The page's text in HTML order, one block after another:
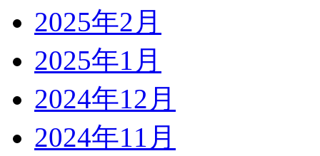
2025年2月
2025年1月
2024年12月
2024年11月